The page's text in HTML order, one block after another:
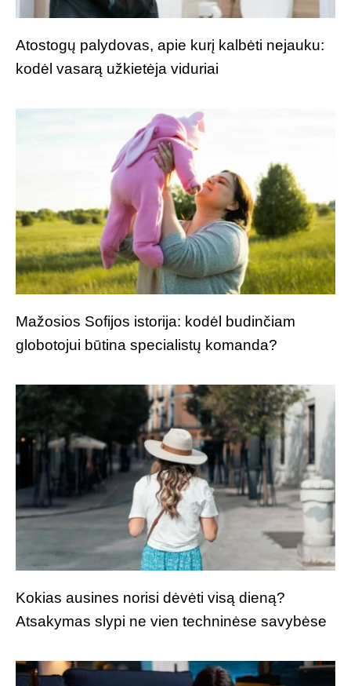
Atostogų palydovas, apie kurį kalbėti nejauku:
kodėl vasarą užkietėja viduriai
Mažosios Sofijos istorija: kodėl budinčiam
globotojui būtina specialistų komanda?
Kokias ausines norisi dėvėti visą dieną?
Atsakymas slypi ne vien techninėse savybėse